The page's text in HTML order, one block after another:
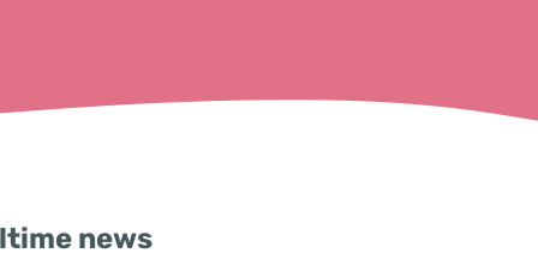
news